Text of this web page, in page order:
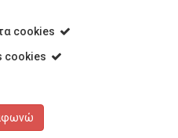
Ακαδημαϊκό Προσωπικό
cookies
cookies